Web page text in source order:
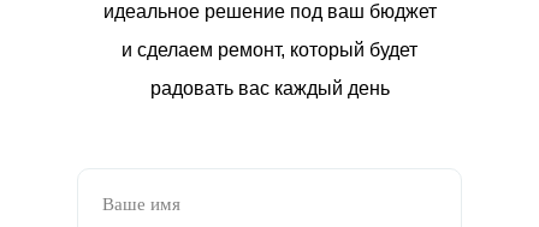
идеальное решение под ваш бюджет
и сделаем ремонт, который будет
радовать вас каждый день